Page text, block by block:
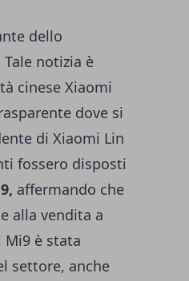
dello
Tale notizia è
cinese Xiaomi
dove si
di Xiaomi Lin
fossero disposti
affermando che
alla vendita a
Mi9 è stata
settore, anche